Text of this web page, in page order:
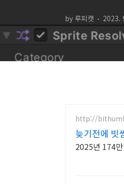
by 루피캣 2023.
http://
늦기전에 빗
2025년 174